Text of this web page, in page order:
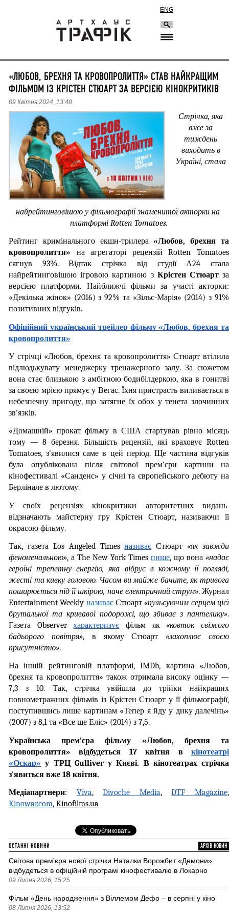
ENG
«ЛЮБОВ, БРЕХНЯ ТА КРОВОПРОЛИТТЯ» СТАВ НАЙКРАЩИМ
ФІЛЬМОМ ІЗ КРІСТЕН СТЮАРТ ЗА ВЕРСІЄЮ КІНОКРИТИКІВ
09 Квітня 2024, 13:48
Стрічка, яка
вже за
тиждень
виходить в
Україні, стала
найрейтинговішою у фільмографії знаменитої акторки на
платформі Rotten Tomatoes.
Рейтинг кримінального екшн-трилера «Любов, брехня та
кровопролиття» на агрегаторі рецензій Rotten Tomatoes
сягнув 93%. Відтак стрічка від студії А24 стала
найрейтинговішою ігровою картиною з Крістен Стюарт за
версією платформи. Найближчі фільми за участі акторки:
«Декілька жінок» (2016) з 92% та «Зільс-Марія» (2014) з 91%
позитивних відгуків.
Офіційний український трейлер фільму «Любов, брехня та
кровопролиття»
У стрічці «Любов, брехня та кровопролиття» Стюарт втілила
відлюдькувату менеджерку тренажерного залу. За сюжетом
вона стає близькою з амбітною бодибілдеркою, яка в гонитві
за своєю мрією прямує у Вегас. Їхня пристрасть виливається в
небезпечну пригоду, що затягне їх обох у тенета злочинних
зв'язків.
«Домашній» прокат фільму в США стартував рівно місяць
тому — 8 березня. Більшість рецензій, які враховує Rotten
Tomatoes, з'явилися саме в цей період. Ще частина відгуків
була опублікована після світової прем'єри картини на
кінофестивалі «Санденс» у січні та європейського дебюту на
Берлінале в лютому.
У своїх рецензіях кінокритики авторитетних видань
відзначають майстерну гру Крістен Стюарт, називаючи її
окрасою фільму.
Так, газета Los Angeled Times називає Стюарт «як завжди
феноменальною», а The New York Times пише, що вона «надає
героїні трепетну енергію, яка вібрує в кожному її погляді,
жесті та кивку головою. Часом ви майже бачите, як тривога
поширюється під її шкірою, наче електричний струм». Журнал
Entertainment Weekly називає Стюарт «пульсуючим серцем цієї
брутальної та кривавої подорожі, що збиває з пантелику».
Газета Observer характеризує фільм як «ковток свіжого
бадьорого повітря», в якому Стюарт «захоплює своєю
присутністю».
На іншій рейтинговій платформі, IMDb, картина «Любов,
брехня та кровопролиття» також отримала високу оцінку —
7,3 з 10. Так, стрічка увійшла до трійки найкращих
повнометражних фільмів із Крістен Стюарт у її фільмографії,
поступившись лише картинам «Тепер я йду у дику далечінь»
(2007) з 8,1 та «Все ще Еліс» (2014) з 7,5.
Українська прем’єра фільму «Любов, брехня та
кровопролиття» відбудеться 17 квітня в кінотеатрі
«Оскар» у ТРЦ Gulliver у Києві. В кінотеатрах стрічка
з'явиться вже 18 квітня.
Медіапартнери: Viva, Divoche Media, DTF Magazine
Kinowar.com, Kinofilms.ua
ОСТАННІ НОВИНИ АРХІВ НОВИН
Світова премʼєра нової стрічки Наталки Ворожбит «Демони»
відбудеться в офіційній програмі кінофестивалю в Локарно
09 Липня 2026, 15:25
Фільм «День народження» з Віллемом Дефо – в серпні у кіно
08 Липня 2026, 13:52